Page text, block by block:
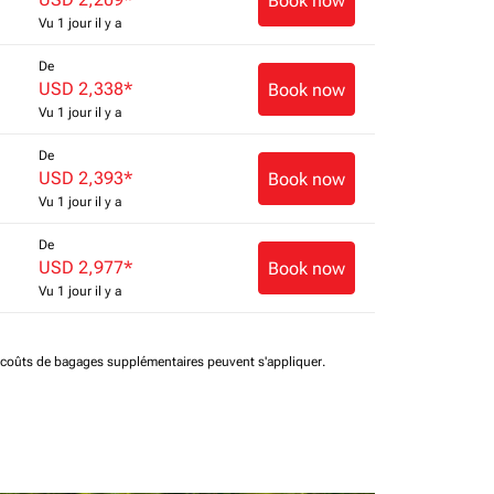
Vu 1 jour il y a
De
USD 2,338*
Vu 1 jour il y a
Book now
De
USD 2,393*
Vu 1 jour il y a
Book now
De
USD 2,977*
Vu 1 jour il y a
Book now
de bagages supplémentaires peuvent s'appliquer.